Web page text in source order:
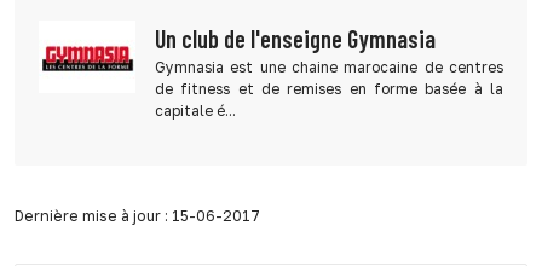
Un club de l'enseigne Gymnasia
Gymnasia est une chaine marocaine de centres
de fitness et de remises en forme basée à la
capitale é...
Dernière mise à jour : 15-06-2017